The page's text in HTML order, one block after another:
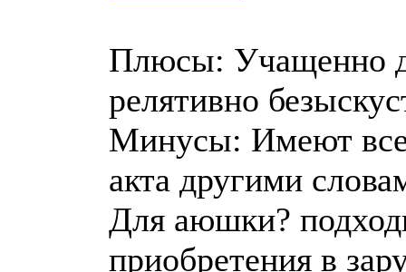
Плюсы: Учащенно
релятивно
Минусы: Имеют все
акта другими
Для аюшки?
приобретения в